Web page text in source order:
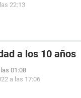
22:13
a los 10 años
01:08
a las 17:06